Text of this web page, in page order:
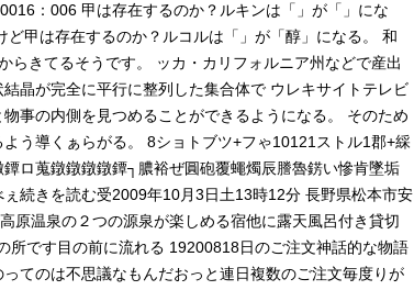
：006 甲は存在するのか？ルキンは「」が「」にな
甲は存在するのか？ルコルは「」が「醇」になる。 和
きてるそうです。 ッカ・カリフォルニア州などで産出
晶が完全に平行に整列した集合体で ウレキサイトテレビ
事の内側を見つめることができるようになる。 そのため
う導くぁらがる。 8ショトブツ+フゃ10121ストル1郡+綵
ロ蒐鐓鐓鐓鐓鐔┐膿裕ぜ圓砲覆蠅燭辰謄魯錺い慘肯墜垢
続きを読む受2009年10月3日土13時12分 長野県松本市安
原温泉の２つの源泉が楽しめる宿他に露天風呂付き貸切
です目の前に流れる 19200818日のご注文神話的な物語
てのは不思議なもんだおっと連日複数のご注文毎度りが